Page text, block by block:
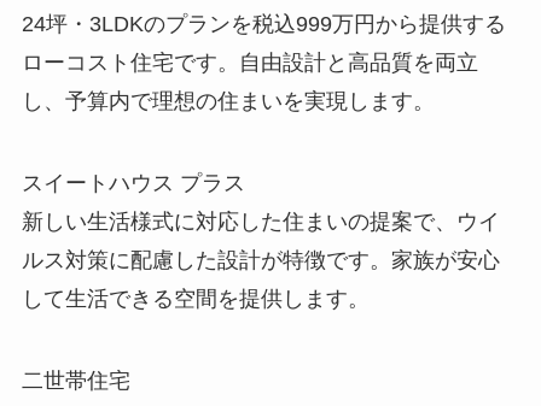
24坪・3LDKのプランを税込999万円から提供する
ローコスト住宅です。自由設計と高品質を両立
し、予算内で理想の住まいを実現します。
スイートハウス プラス
新しい生活様式に対応した住まいの提案で、ウイ
ルス対策に配慮した設計が特徴です。家族が安心
して生活できる空間を提供します。
二世帯住宅